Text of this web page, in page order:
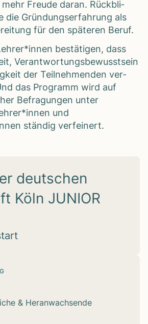
Freude daran. Rück­bli­
die Grün­dungs­er­fah­rung als
für den spä­te­ren Beruf.
bestä­ti­gen, dass
Ver­ant­wor­tungs­be­wusst­sein
der Teil­neh­men­den ver­
das Pro­gramm wird auf
Befra­gun­gen unter
und
stän­dig ver­fei­nert.
deutschen
Köln JUNIOR
& Heranwachsende